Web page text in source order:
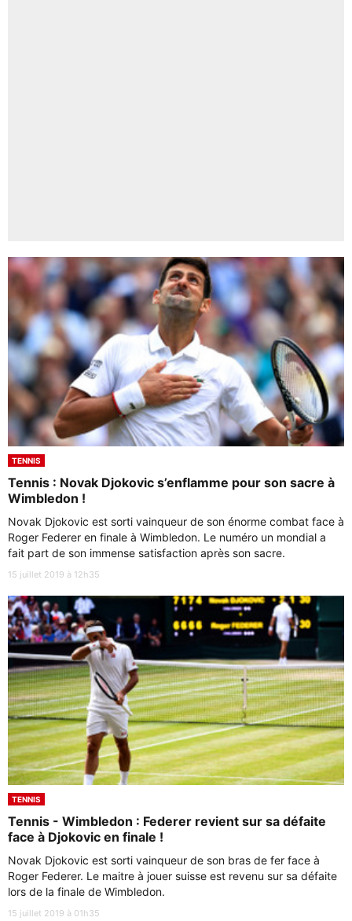
TENNIS
Tennis : Novak Djokovic s’enflamme pour son sacre à
Wimbledon !
Novak Djokovic est sorti vainqueur de son énorme combat face à
Roger Federer en finale à Wimbledon. Le numéro un mondial a
fait part de son immense satisfaction après son sacre.
15 juillet 2019 à 12h35
TENNIS
Tennis - Wimbledon : Federer revient sur sa défaite
face à Djokovic en finale !
Novak Djokovic est sorti vainqueur de son bras de fer face à
Roger Federer. Le maitre à jouer suisse est revenu sur sa défaite
lors de la finale de Wimbledon.
15 juillet 2019 à 01h35